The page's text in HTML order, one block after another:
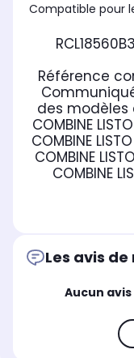
Compatible pour
Référence
des modèles
COMBINE
COMBINE
COMBINE
COMBINE
Les avis
Aucun